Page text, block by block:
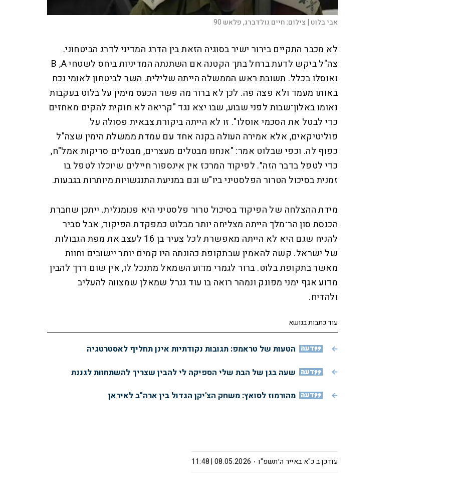
אבי בלוט | צילום:חיים גולדברג, פלאש 90
לא מכבר התקיים בירור ישיר בסוגיה הזאת בין הדרג המדיני לדרג הביטחוני.
צה"ל ביקש לדעת ברחל בתך הקטנה אם השתנתה המדיניות ביחס לשטחי B ,A
ואוסלו בכלל. תשובת ראש הממשלה הייתה שלילית. השר לביטחון לאומי נכח
באותו מעמד ולא פצה פה. לכן לא ברור מה פשר הכעס מימין על בלוט בעקבות
נאומו באלון־שבות לפני שבוע, שבו יצא נגד "קריאה לא חוקית להקים מאחזים
כדי לבטל את הסכמי אוסלו". זו לא הייתה ביקורת צבאית פסולה על
פוליטיקאים, אלא אמירה העולה בקנה אחד עם עמדת ממשלת הימין שצה"ל
כפוף לה. וכפי שבלוט אמר: "אנחנו מבטלים מעצרים, מבטלים סריקות אמל"ח,
כדי לטפל בדבר הזה״. לפיקוד המרכז אין אינספור חיילים שיוכלו לטפל בו
זמנית בסיכול הטרור הפלסטיני ביו"ש וגם במניעת התנגשויות מיותרות בגבעות.
מידת ההצלחה של הפיקוד בסיכול טרור פלסטיני היא פנומנלית. ייתכן שחברת
הכנסת סון הר־מלך הייתה מצליחה יותר מבלוט כמפקדת הפיקוד, אבל סביר
להניח שגם היא לא הייתה מאפשרת לכל צעיר בן 16 לעצב את מפת הגבולות
של ישראל. קשה להאמין שבתקופת כהונתה היו קמים יותר יישובים וחוות
מאשר בתקופת בלוט. ברור לגמרי מדוע השמאל מתנכל לו, אין שום דרך להבין
מדוע אגף ימני מפונק ונמהר רואה בו עוד גנרל שמאלן שמצווה להעליב
ולהדיח.
עוד כתבות בנושא
דעה הטעות של טראמפ: תגובות נקודתיות אינן תחליף לאסטרטגיה
דעה שעה בגן של הבת שלי הספיקה לי להבין שצריך להשתחוות לגננת
דעה מהורמוז לסואץ: משחק הצ'יקן הגדול בין ארה"ב לאיראן
כ"א באייר ה׳תשפ"ו 08.05.2026 | 11:48 עודכן ב